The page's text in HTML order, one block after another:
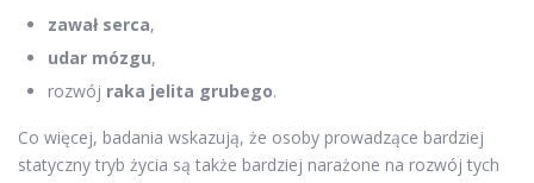
zawał serca,
udar mózgu,
rozwój raka jelita grubego.
Co więcej, badania wskazują, że osoby prowadzące bardziej
statyczny tryb życia są także bardziej narażone na rozwój tych